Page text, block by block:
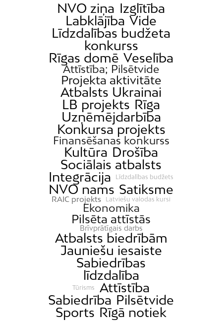
NVO ziņa Izglītība
Labklājība Vide
Līdzdalības budžeta
konkurss
Rīgas domē Veselība
Attīstība; Pilsētvide
Projekta aktivitāte
Atbalsts Ukrainai
LB projekts Rīga
Uzņēmējdarbība
Konkursa projekts
Finansēšanas konkurss
Kultūra Drošība
Sociālais atbalsts
Integrācija
Līdzdalības budžets
NVO nams Satiksme
RAIC projekts Latviešu valodas kursi
Ekonomika
Pilsēta attīstās
Brīvprātīgais darbs
Atbalsts biedrībām
Jauniešu iesaiste
Sabiedrības
līdzdalība
Tūrisms
Attīstība
Sabiedrība Pilsētvide
Sports Rīgā notiek